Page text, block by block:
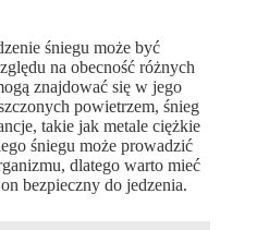
śniegu może być
na obecność różnych
znajdować się w jego
powietrzem, śnieg
takie jak metale ciężkie
śniegu może prowadzić
dlatego warto mieć
bezpieczny do jedzenia.